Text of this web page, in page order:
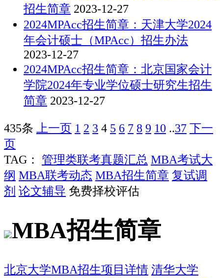
招生简章 2023-12-27
2024MPAcc招生简章：天津大学2024
年会计硕士（MPAcc）招生办法
2023-12-27
2024MPAcc招生简章：北京国家会计
学院2024年专业学位硕士研究生招生
简章 2023-12-27
435条 上一页 1 2 3 4 5 6 7 8 9 10 ..37 下一
页
TAG： 管理类联考真题汇总 MBA考试大
纲 MBA联考动态 MBA招生简章 复试调
剂 论文辅导 免费择校评估
MBA招生简章
北京大学MBA招生项目详情 清华大学